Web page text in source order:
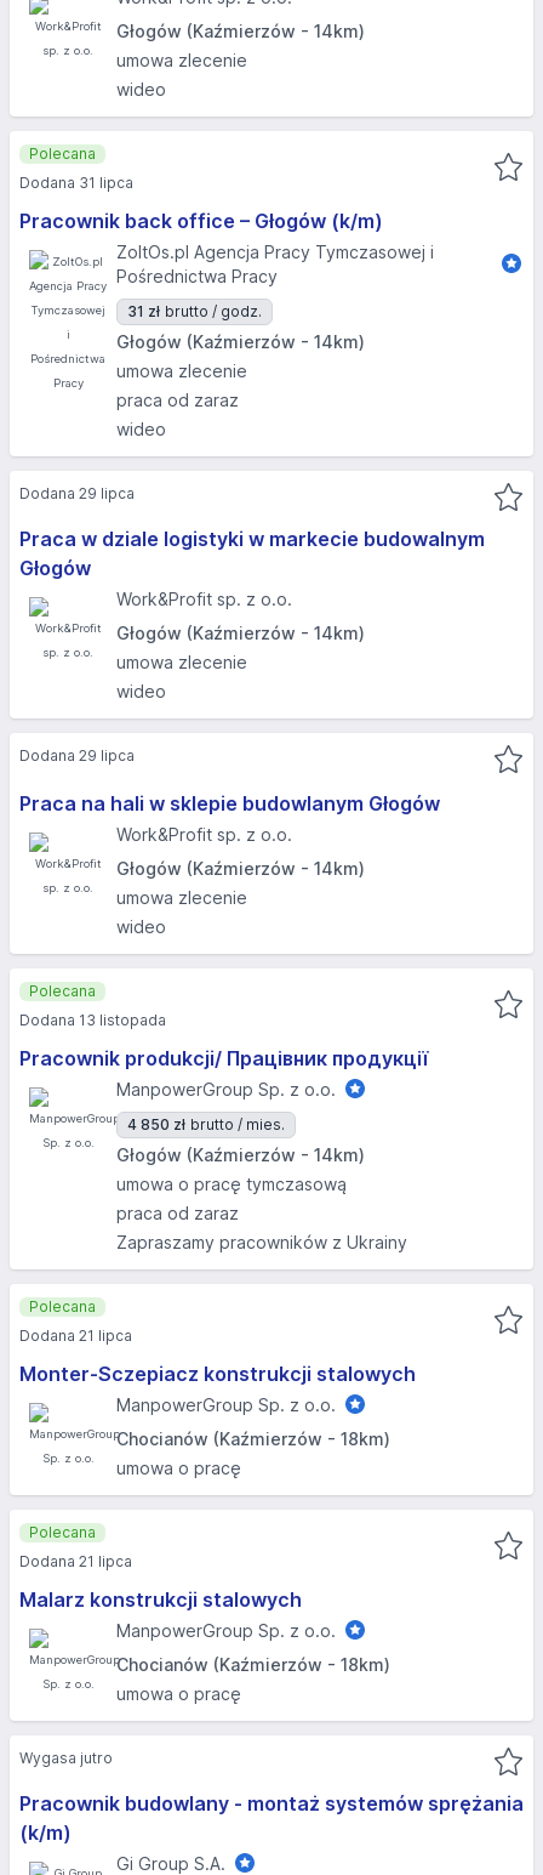
Głogów (Kaźmierzów - 14km)
umowa zlecenie
wideo
Pracownik back office – Głogów (k/m)
ZoltOs.pl Agencja Pracy Tymczasowej i
Pośrednictwa Pracy
31 zł brutto / godz.
Głogów (Kaźmierzów - 14km)
umowa zlecenie
praca od zaraz
wideo
Polecana
Dodana 31 lipca
Praca w dziale logistyki w markecie budowalnym
Głogów
Work&Profit sp. z o.o.
Głogów (Kaźmierzów - 14km)
umowa zlecenie
wideo
Dodana 29 lipca
Praca na hali w sklepie budowlanym Głogów
Work&Profit sp. z o.o.
Głogów (Kaźmierzów - 14km)
umowa zlecenie
wideo
Dodana 29 lipca
Pracownik produkcji/ Працівник продукції
ManpowerGroup Sp. z o.o.
4 850 zł brutto / mies.
Głogów (Kaźmierzów - 14km)
umowa o pracę tymczasową
praca od zaraz
Zapraszamy pracowników z Ukrainy
Polecana
Dodana 13 listopada
Monter-Sczepiacz konstrukcji stalowych
ManpowerGroup Sp. z o.o.
Chocianów (Kaźmierzów - 18km)
umowa o pracę
Polecana
Dodana 21 lipca
Malarz konstrukcji stalowych
ManpowerGroup Sp. z o.o.
Chocianów (Kaźmierzów - 18km)
umowa o pracę
Polecana
Dodana 21 lipca
Pracownik budowlany - montaż systemów sprężania
(k/m)
Gi Group S.A.
Wygasa jutro